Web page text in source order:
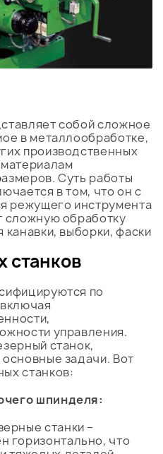
собой сложное
в металлообработке,
производственных
Суть работы
в том, что он с
режущего инструмента
сложную обработку
канавки, выборки, фаски
станков
по
управления.
станок,
задачи. Вот
станков:
шпинделя:
станки –
горизонтально, что